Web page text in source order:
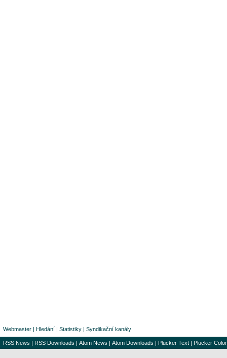
Webmaster | Hledání | Statistiky | Syndikační kanály
RSS News | RSS Downloads | Atom News | Atom Downloads | Plucker Text | Plucker Color